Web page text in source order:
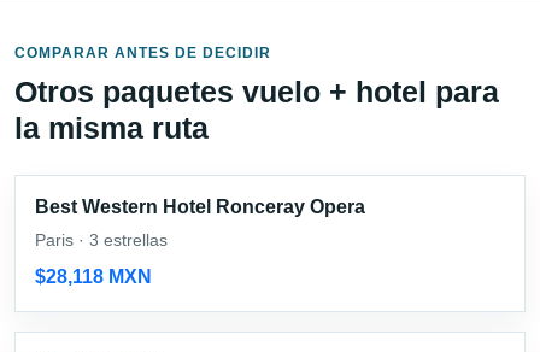
COMPARAR ANTES DE DECIDIR
Otros paquetes vuelo + hotel para
la misma ruta
Best Western Hotel Ronceray Opera
Paris · 3 estrellas
$28,118 MXN